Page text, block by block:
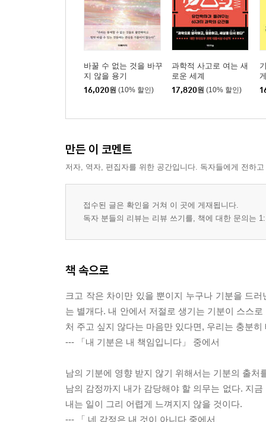
바꿀 수 없는 것을 바꾸
지 않을 용기
16,020원 (10% 할인)
과학적 사고로 여는 새
로운 세계
17,820원 (10% 할인)
만든 이 코멘트
저자, 역자, 편집자를 위한 공간입니다. 독자들에게 전하
접수된 글은 확인을 거쳐 이 곳에 게재됩니다.
독자 분들의 리뷰는 리뷰 쓰기를, 책에 대한 문의는
책 속으로
크고 작은 차이만 있을 뿐이지 누구나 기분을 드
는 별개다. 내 안에서 저절로 생기는 기분이 스스
처 주고 싶지 않다는 마음만 있다면, 우리는 충분
--- 「내 기분은 내 책임입니다」 중에서
남의 기분에 영향 받지 않기 위해서는 기분의 출
남의 감정까지 내가 감당해야 할 의무는 없다. 지
내는 일이 그리 어렵게 느껴지지 않을 것이다.
--- 「 네 감정은 내 것이 아니다 중에서